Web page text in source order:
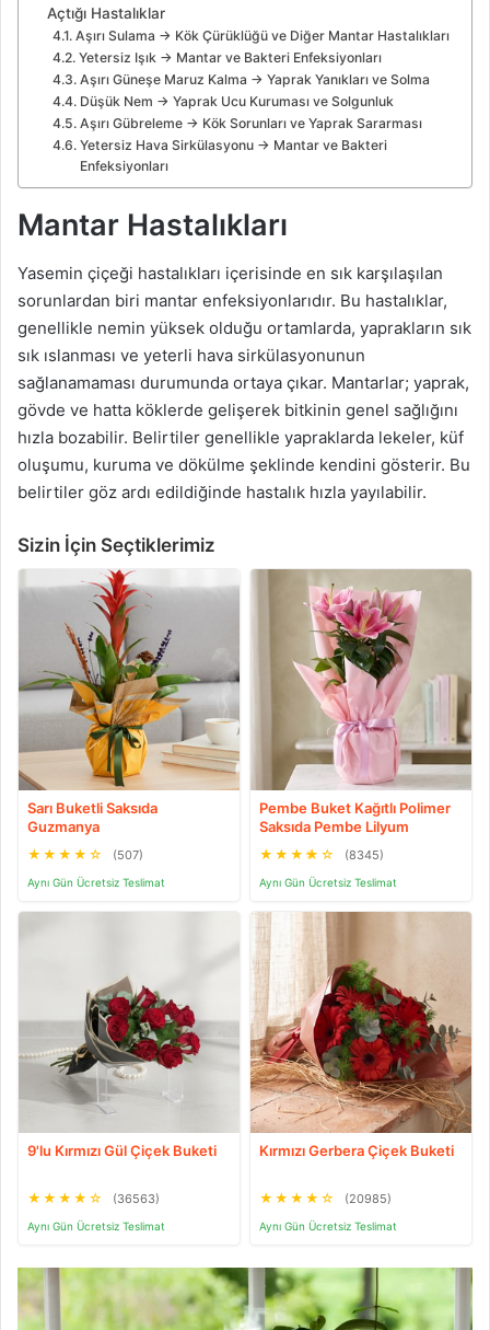
Açtığı Hastalıklar
Aşırı Sulama → Kök Çürüklüğü ve Diğer Mantar Hastalıkları
Yetersiz Işık → Mantar ve Bakteri Enfeksiyonları
Aşırı Güneşe Maruz Kalma → Yaprak Yanıkları ve Solma
Düşük Nem → Yaprak Ucu Kuruması ve Solgunluk
Aşırı Gübreleme → Kök Sorunları ve Yaprak Sararması
Yetersiz Hava Sirkülasyonu → Mantar ve Bakteri
Enfeksiyonları
Mantar Hastalıkları
Yasemin çiçeği hastalıkları içerisinde en sık karşılaşılan
sorunlardan biri mantar enfeksiyonlarıdır. Bu hastalıklar,
genellikle nemin yüksek olduğu ortamlarda, yaprakların sık
sık ıslanması ve yeterli hava sirkülasyonunun
sağlanamaması durumunda ortaya çıkar. Mantarlar; yaprak,
gövde ve hatta köklerde gelişerek bitkinin genel sağlığını
hızla bozabilir. Belirtiler genellikle yapraklarda lekeler, küf
oluşumu, kuruma ve dökülme şeklinde kendini gösterir. Bu
belirtiler göz ardı edildiğinde hastalık hızla yayılabilir.
Sizin İçin Seçtiklerimiz
Sarı Buketli Saksıda
Guzmanya
★ ★ ★ ★ ☆ (507)
Aynı Gün Ücretsiz Teslimat
Pembe Buket Kağıtlı Polimer
Saksıda Pembe Lilyum
★ ★ ★ ★ ☆ (8345)
Aynı Gün Ücretsiz Teslimat
9'lu Kırmızı Gül Çiçek Buketi
★ ★ ★ ★ ☆ (36563)
Aynı Gün Ücretsiz Teslimat
Kırmızı Gerbera Çiçek Buketi
★ ★ ★ ★ ☆ (20985)
Aynı Gün Ücretsiz Teslimat